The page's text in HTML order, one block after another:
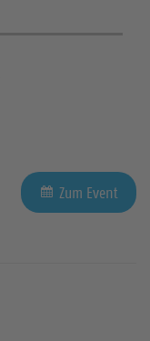
Zum Event